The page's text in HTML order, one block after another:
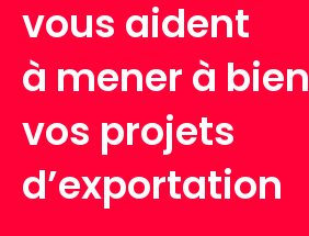
vous aident
à mener à bien
vos projets
d’exportation